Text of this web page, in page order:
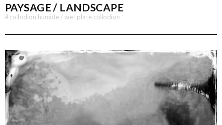
PAYSAGE / LANDSCAPE
#collodion humide / wet plate collodion